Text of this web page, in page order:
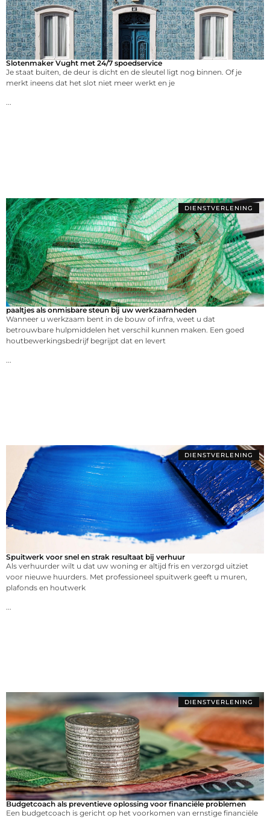
Slotenmaker Vught met 24/7 spoedservice
Je staat buiten, de deur is dicht en de sleutel ligt nog binnen. Of je
merkt ineens dat het slot niet meer werkt en je
...
DIENSTVERLENING
paaltjes als onmisbare steun bij uw werkzaamheden
Wanneer u werkzaam bent in de bouw of infra, weet u dat
betrouwbare hulpmiddelen het verschil kunnen maken. Een goed
houtbewerkingsbedrijf begrijpt dat en levert
...
DIENSTVERLENING
Spuitwerk voor snel en strak resultaat bij verhuur
Als verhuurder wilt u dat uw woning er altijd fris en verzorgd uitziet
voor nieuwe huurders. Met professioneel spuitwerk geeft u muren,
plafonds en houtwerk
...
DIENSTVERLENING
Budgetcoach als preventieve oplossing voor financiële problemen
Een budgetcoach is gericht op het voorkomen van ernstige financiële